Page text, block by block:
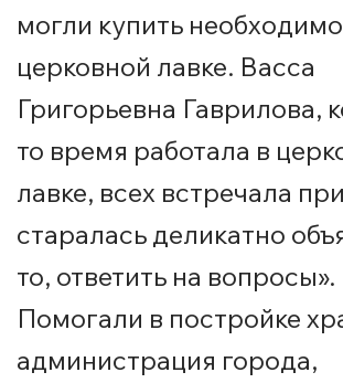
могли купить
церковной лавке. Васса
Григорьевна Гаврилова,
то время работала в
лавке, всех встречала
старалась деликатно
то, ответить на вопросы».
Помогали в постройке
администрация города,